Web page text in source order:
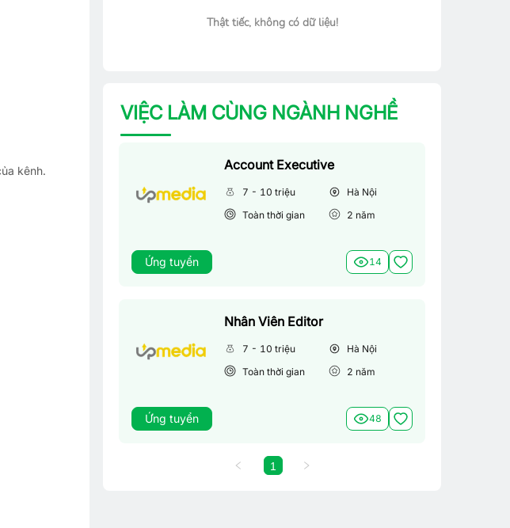
kênh.
Thật tiếc, không có dữ liệu!
VIỆC LÀM CÙNG NGÀNH NGHỀ
Account Executive
7 - 10 triệu
Hà Nội
Toàn thời gian
2 năm
Ứng tuyển 14
Nhân Viên Editor
7 - 10 triệu
Hà Nội
Toàn thời gian
2 năm
Ứng tuyển 48
1